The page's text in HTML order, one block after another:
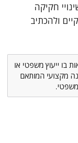
חקיקה
ולהכתיב
בו ייעוץ משפטי או
מקצועי המותאם